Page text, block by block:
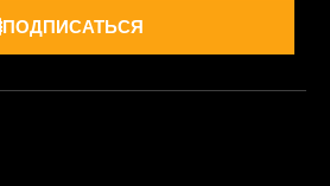
ПОДПИСАТЬСЯ